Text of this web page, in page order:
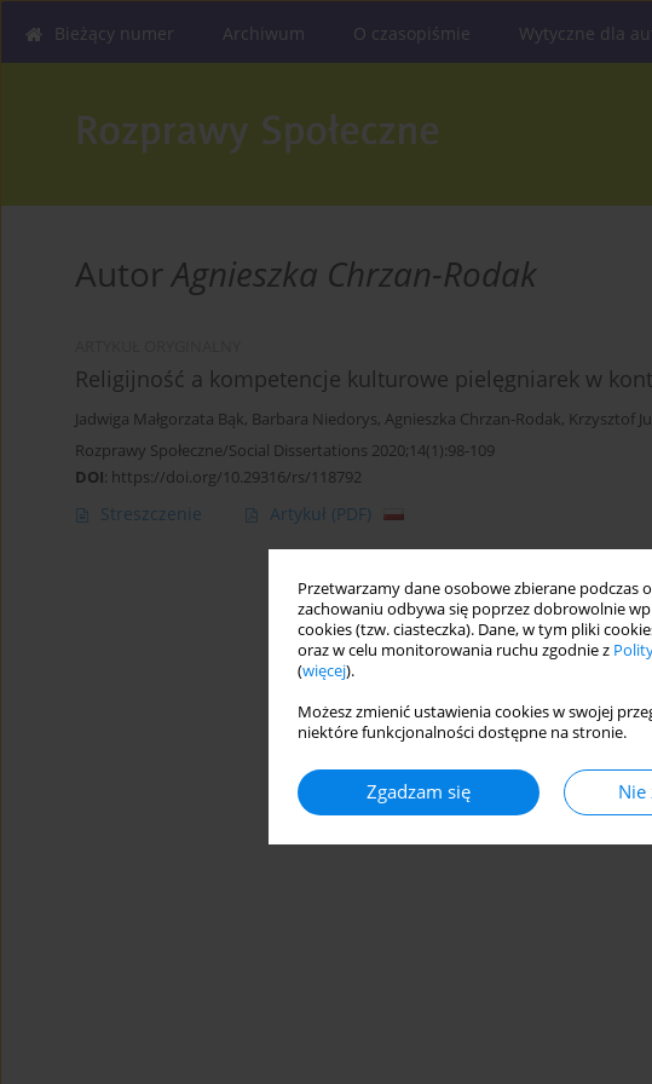
Przetwarzamy dane osobowe zbierane podczas
zachowaniu odbywa się poprzez dobrowolnie
cookies (tzw. ciasteczka). Dane, w tym pliki
oraz w celu monitorowania ruchu zgodnie z
(więcej).
Możesz zmienić ustawienia cookies w swojej
niektóre funkcjonalności dostępne na stronie.
Zgadzam się Nie
Bieżący numer Archiwum O czasopiśmie Wytyczne dla
AutorAgnieszka Chrzan-Rodak
Religijność a kompetencje kulturowe pielęgniarek w
Jadwiga Małgorzata Bąk, Barbara Niedorys, Agnieszka Chrzan-Rodak, Krzysztof
Rozprawy Społeczne/Social Dissertations 2020;14(1):98-109
DOI: https://doi.org/10.29316/rs/118792
Streszczenie Artykuł (PDF)